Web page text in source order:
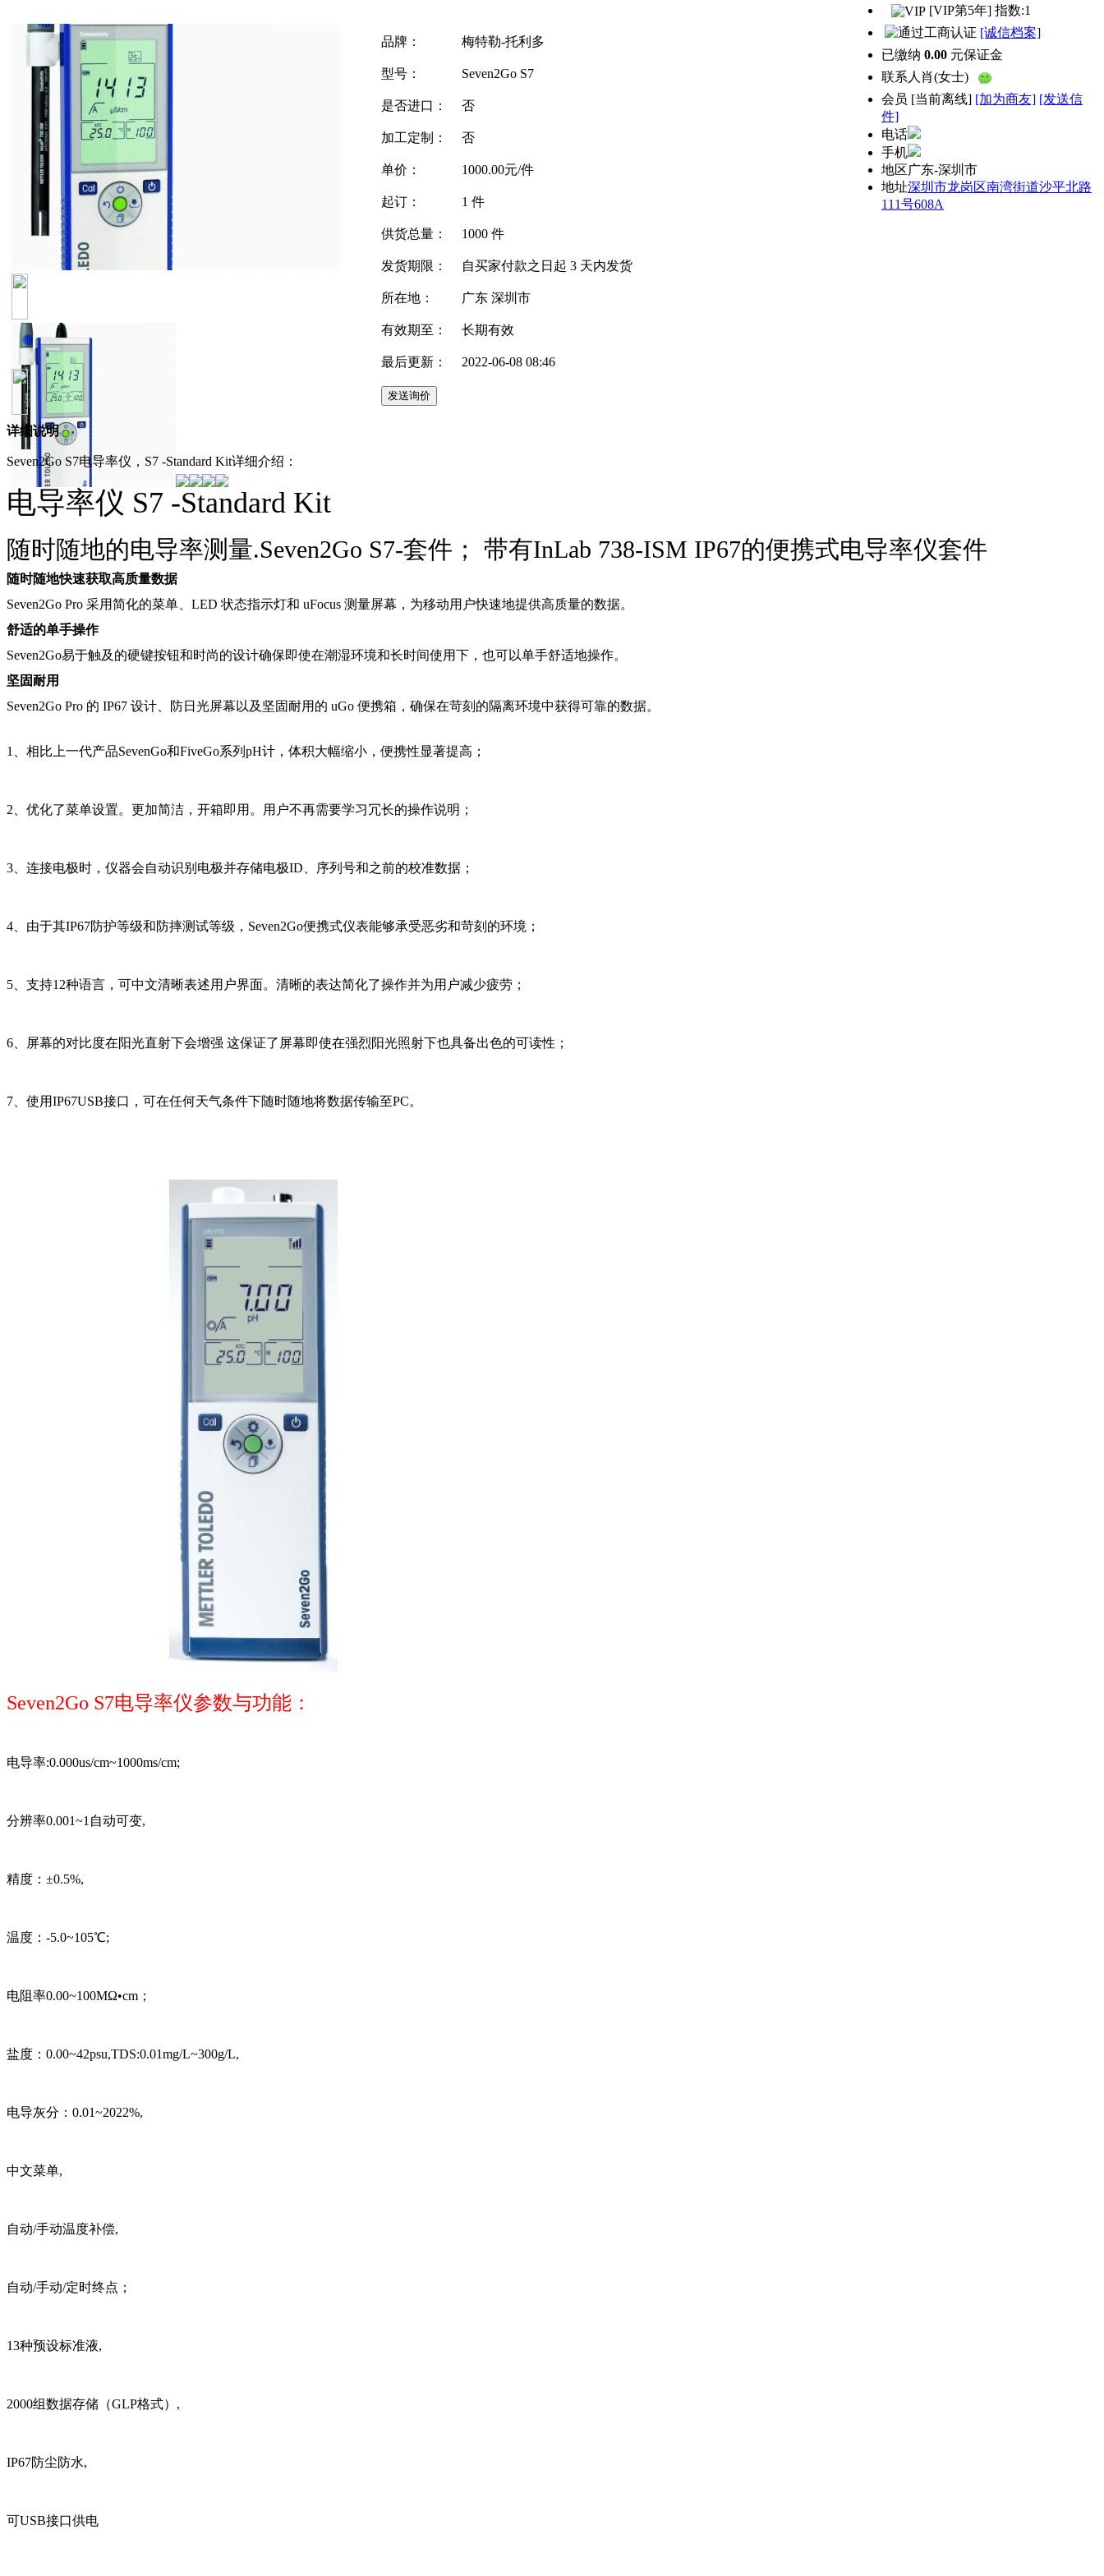
品牌： 梅特勒-托利多
型号： Seven2Go S7
是否进口： 否
加工定制： 否
单价： 1000.00元/件
起订： 1 件
供货总量： 1000 件
发货期限： 自买家付款之日起 3 天内发货
所在地： 广东 深圳市
有效期至： 长期有效
最后更新： 2022-06-08 08:46
[VIP第5年] 指数:1
[诚信档案]
已缴纳 0.00 元保证金
联系人 肖(女士)
会员 [当前离线] [加为商友] [发送信
件]
电话
手机
地区广东-深圳市
地址深圳市龙岗区南湾街道沙平北路
111号608A
详细说明
Seven2Go S7电导率仪，S7 -Standard Kit详细介绍：
电导率仪 S7 -Standard Kit
随时随地的电导率测量.Seven2Go S7-套件； 带有InLab 738-ISM IP67的便携式电导率仪套件
随时随地快速获取高质量数据
Seven2Go Pro 采用简化的菜单、LED 状态指示灯和 uFocus 测量屏幕，为移动用户快速地提供高质量的数据。
舒适的单手操作
Seven2Go易于触及的硬键按钮和时尚的设计确保即使在潮湿环境和长时间使用下，也可以单手舒适地操作。
坚固耐用
Seven2Go Pro 的 IP67 设计、防日光屏幕以及坚固耐用的 uGo 便携箱，确保在苛刻的隔离环境中获得可靠的数据。
1、相比上一代产品SevenGo和FiveGo系列pH计，体积大幅缩小，便携性显著提高；
2、优化了菜单设置。更加简洁，开箱即用。用户不再需要学习冗长的操作说明；
3、连接电极时，仪器会自动识别电极并存储电极ID、序列号和之前的校准数据；
4、由于其IP67防护等级和防摔测试等级，Seven2Go便携式仪表能够承受恶劣和苛刻的环境；
5、支持12种语言，可中文清晰表述用户界面。清晰的表达简化了操作并为用户减少疲劳；
6、屏幕的对比度在阳光直射下会增强 这保证了屏幕即使在强烈阳光照射下也具备出色的可读性；
7、使用IP67USB接口，可在任何天气条件下随时随地将数据传输至PC。
Seven2Go S7电导率仪参数与功能：
电导率:0.000us/cm~1000ms/cm;
分辨率0.001~1自动可变,
精度：±0.5%,
温度：-5.0~105℃;
电阻率0.00~100MΩ•cm；
盐度：0.00~42psu,TDS:0.01mg/L~300g/L,
电导灰分：0.01~2022%,
中文菜单,
自动/手动温度补偿,
自动/手动/定时终点；
13种预设标准液,
2000组数据存储（GLP格式）,
IP67防尘防水,
可USB接口供电